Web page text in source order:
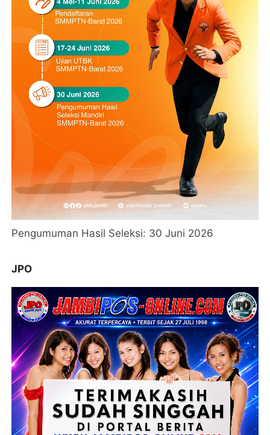
Pengumuman Hasil Seleksi: 30 Juni 2026
JPO